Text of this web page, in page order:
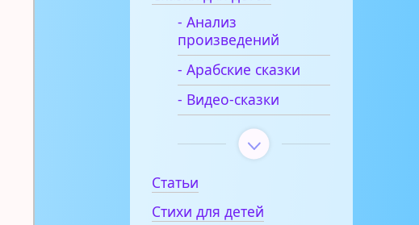
- Анализ
произведений
- Арабские сказки
- Видео-сказки
Статьи
Стихи для детей